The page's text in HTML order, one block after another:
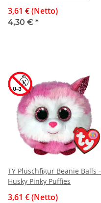
3,61 € (Netto)
4,30 € *
TY Plüschfigur Beanie Balls -
Husky Pinky Puffies
3,61 € (Netto)